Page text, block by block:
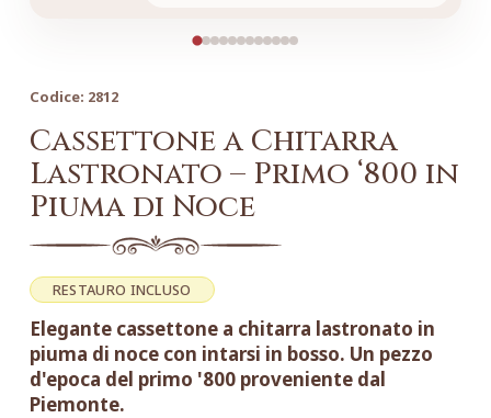
Codice: 2812
Cassettone a Chitarra
Lastronato – Primo ‘800 in
Piuma di Noce
RESTAURO INCLUSO
Elegante cassettone a chitarra lastronato in
piuma di noce con intarsi in bosso. Un pezzo
d'epoca del primo '800 proveniente dal
Piemonte.